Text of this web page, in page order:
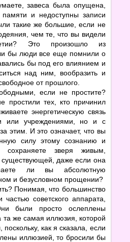
завеса была опущена,
и недоступны записи
такие же большие, если не
чем те, что вы видели
Это произошло из
бы люди все еще помнили о
бы под его влиянием и
над ним, вообразить и
от прошлого.
если не простите?
простили тех, кто причинил
энергетическую связь
или учреждениями, но и с
этим. И это означает, что вы
силу этому сознанию и
сохраняете зверя живым,
существующей, даже если она
ли вы абсолютную
и безусловном прощении?
Понимая, что большинство
советского аппарата,
были просто ослеплены
же самая иллюзия, которой
как я сказала, если
иллюзией, то бросили бы